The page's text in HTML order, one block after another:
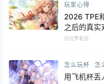
玩家心得
2026 TPE
之后的真实
白日梦老白
怎么玩杯 怎
用飞机杯丢